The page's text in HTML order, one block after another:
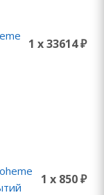
1 x 33614 ₽
1 x 850 ₽